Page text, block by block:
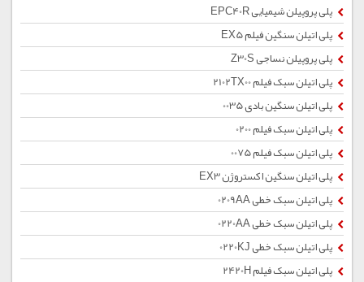
پلی پروپیلن شیمیایی EPC40R
پلی اتیلن سنگین فیلم EX5
پلی پروپیلن نساجی Z30S
پلی اتیلن سبک فیلم 2102TX00
پلی اتیلن سنگین بادی 0035
پلی اتیلن سبک فیلم 0200
پلی اتیلن سبک فیلم 0075
پلی اتیلن سنگین اکستروژن EX3
پلی اتیلن سبک خطی 0209AA
پلی اتیلن سبک خطی 0220AA
پلی اتیلن سبک خطی 0220KJ
پلی اتیلن سبک فیلم 2420H